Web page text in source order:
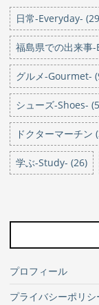
日常-Everyday-
福島県での出来事
グルメ-Gourmet-
シューズ-Shoes-
ドクターマーチン
学ぶ-Study- (26)
プロフィール
プライバシーポリシ